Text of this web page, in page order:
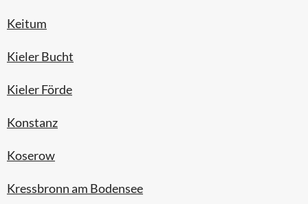
Keitum
Kieler Bucht
Kieler Förde
Konstanz
Koserow
Kressbronn am Bodensee